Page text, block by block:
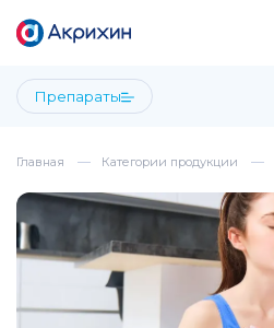
Препараты
Главная Категории продукции